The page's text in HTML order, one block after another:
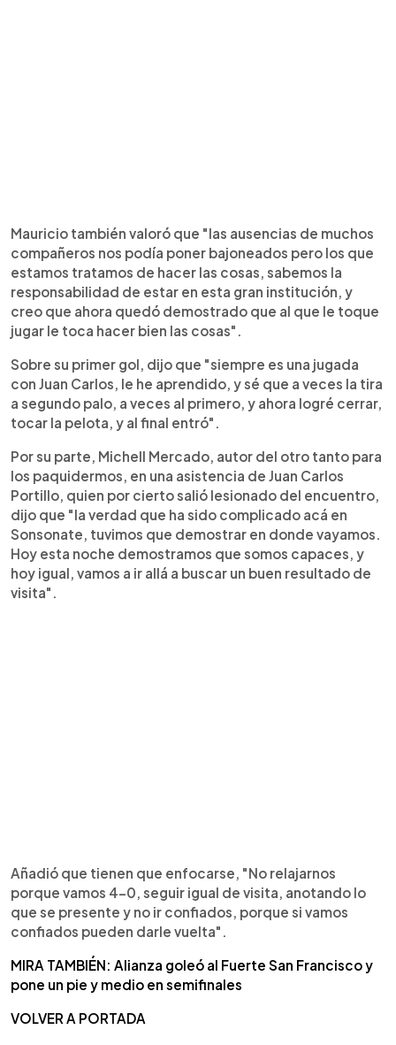
Mauricio también valoró que "las ausencias de muchos
compañeros nos podía poner bajoneados pero los que
estamos tratamos de hacer las cosas, sabemos la
responsabilidad de estar en esta gran institución, y
creo que ahora quedó demostrado que al que le toque
jugar le toca hacer bien las cosas".
Sobre su primer gol, dijo que "siempre es una jugada
con Juan Carlos, le he aprendido, y sé que a veces la tira
a segundo palo, a veces al primero, y ahora logré cerrar,
tocar la pelota, y al final entró".
Por su parte, Michell Mercado, autor del otro tanto para
los paquidermos, en una asistencia de Juan Carlos
Portillo, quien por cierto salió lesionado del encuentro,
dijo que "la verdad que ha sido complicado acá en
Sonsonate, tuvimos que demostrar en donde vayamos.
Hoy esta noche demostramos que somos capaces, y
hoy igual, vamos a ir allá a buscar un buen resultado de
visita".
Añadió que tienen que enfocarse, "No relajarnos
porque vamos 4-0, seguir igual de visita, anotando lo
que se presente y no ir confiados, porque si vamos
confiados pueden darle vuelta".
MIRA TAMBIÉN: Alianza goleó al Fuerte San Francisco y
pone un pie y medio en semifinales
VOLVER A PORTADA